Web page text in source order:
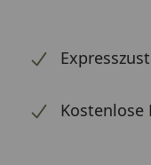
Kostenlose